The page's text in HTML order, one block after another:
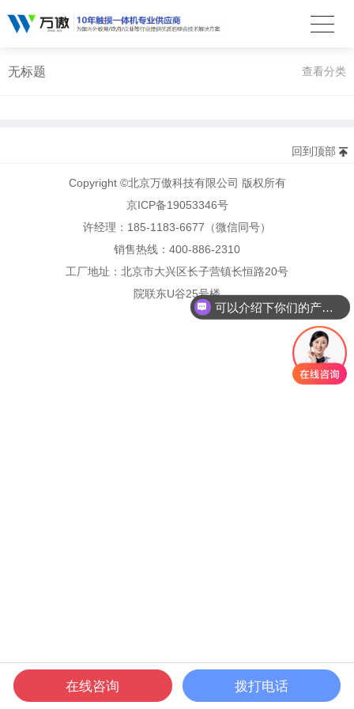
无标题 查看分类
回到顶部
Copyright ©北京万傲科技有限公司 版权所有
京ICP备19053346号
许经理：185-1183-6677（微信同号）
销售热线：400-886-2310
工厂地址：北京市大兴区长子营镇长恒路20号
院联东U谷25号楼
可以介绍下你们的产品么
在线咨询 拨打电话